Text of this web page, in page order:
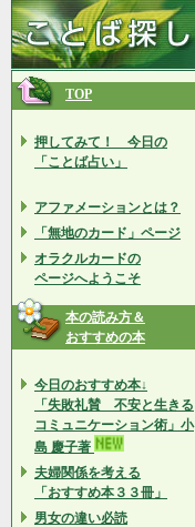
TOP
押してみて！ 今日の
「ことば占い」
アファメーションとは？
「無地のカード」ページ
オラクルカードの
ページへようこそ
本の読み方＆
おすすめの本
今日のおすすめ本↓
「失敗礼賛 不安と生きる
コミュニケーション術」小
島 慶子著
夫婦関係を考える
「おすすめ本３３冊」
男女の違い必読